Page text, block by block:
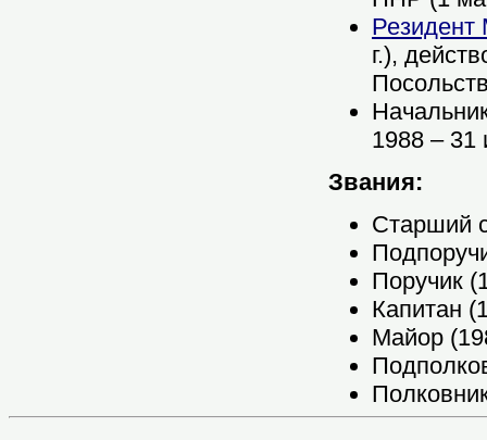
г.),
1988 – 31
Звания:
Старший
Поручик
Капитан
Майор